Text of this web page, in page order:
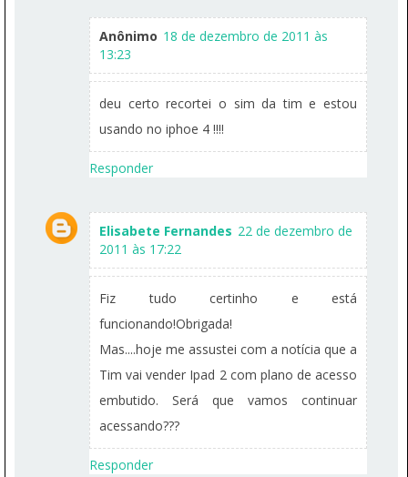
Anônimo 18 de dezembro de 2011 às
13:23
deu certo recortei o sim da tim e estou
usando no iphoe 4 !!!!
Responder
Elisabete Fernandes 22 de dezembro de
2011 às 17:22
Fiz tudo certinho e está
funcionando!Obrigada!
Mas....hoje me assustei com a notícia que a
Tim vai vender Ipad 2 com plano de acesso
embutido. Será que vamos continuar
acessando???
Responder